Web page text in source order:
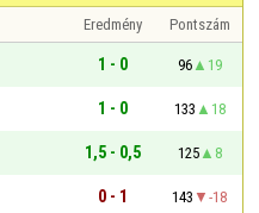
Eredmény
Pontszám
1 - 0 96
19
1 - 0 133
18
1,5 - 0,5 125
8
0 - 1 143
-18